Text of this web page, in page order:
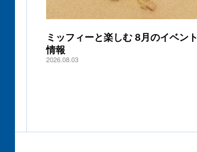
ミッフィーと楽しむ 8月のイベント
情報
2026.08.03